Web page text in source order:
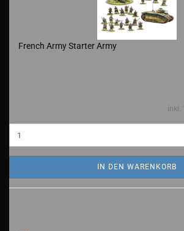
French Army Starter Army
inkl.
IN DEN WARENKORB